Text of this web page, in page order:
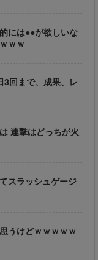
には●●が欲しいな
ｗｗ
3回まで、成果、レ
連撃はどっちが火
スラッシュゲージ
うけどｗｗｗｗｗ